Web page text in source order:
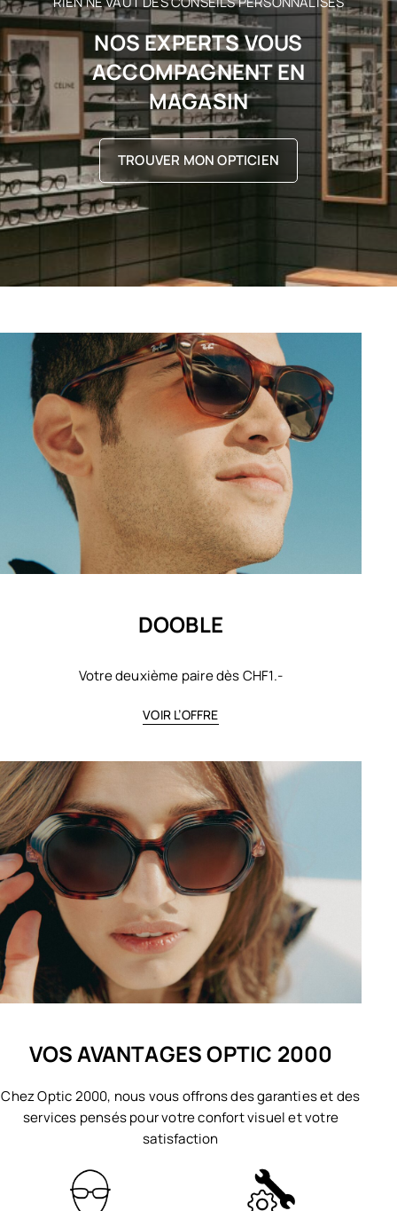
NOS EXPERTS VOUS
ACCOMPAGNENT EN
MAGASIN
TROUVER MON OPTICIEN
DOOBLE
Votre deuxième paire dès CHF1.-
VOIR L’OFFRE
VOS AVANTAGES OPTIC 2000
Chez Optic 2000, nous vous offrons des garanties et des
services pensés pour votre confort visuel et votre
satisfaction